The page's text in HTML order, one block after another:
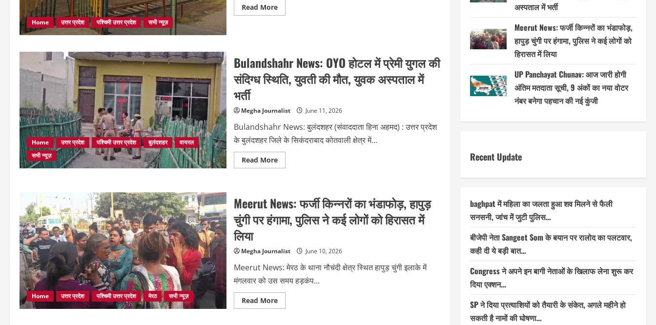
Home उत्तर प्रदेश पश्चिमी उत्तर प्रदेश सभी न्यूज़
Read MoreRead
more
में
जीता
रजत
पदक,
अंतरराष्ट्रीय
में
किया
शानदार
प्रदर्शन
Home उत्तर प्रदेश पश्चिमी उत्तर प्रदेश बुलंदशहर
वायरल
सभी न्यूज़
Bulandshahr News: OYO होटल में प्रेमी युगल की
संदिग्ध स्थिति, युवती की मौत, युवक अस्पताल में
भर्ती
Megha Journalist June 11, 2026
Bulandshahr News: बुलंदशहर (संवाददाता हिना अहमद) : उत्तर प्रदेश
के बुलंदशहर जिले के सिकंदराबाद कोतवाली क्षेत्र में...
Read MoreRead
more
होटल
में
युगल
की
युवती
की
मौत,
युवक
में
Home उत्तर प्रदेश पश्चिमी उत्तर प्रदेश मेरठ सभी न्यूज़
Meerut News: फर्जी किन्नरों का भंडाफोड़, हापुड़
चुंगी पर हंगामा, पुलिस ने कई लोगों को हिरासत में
लिया
Megha Journalist June 10, 2026
Meerut News: मेरठ के थाना नौचंदी क्षेत्र स्थित हापुड़ चुंगी इलाके में
मंगलवार को उस समय हड़कंप...
Read MoreRead
more
अस्पताल में भर्ती
Meerut News: फर्जी किन्नरों का भंडाफोड़,
हापुड़ चुंगी पर हंगामा, पुलिस ने कई लोगों को
हिरासत में लिया
UP Panchayat Chunav: आज जारी होगी
अंतिम मतदाता सूची, 9 अंकों का नया वोटर
नंबर बनेगा पहचान की नई कुंजी
Recent Update
baghpat में महिला का जलता हुआ शव मिलने से फैली
सनसनी, जांच में जुटी पुलिस…
बीजेपी नेता Sangeet Som के बयान पर रालोद का पलटवार,
कही दी ये बड़ी बात…
Congress ने अपने इन बागी नेताओं के खिलाफ लेना शुरू कर
दिया एक्शन…
SP ने दिया प्रत्याशियों को तैयारी के संकेत, अगले महीने हो
सकती है नामों की घोषणा…